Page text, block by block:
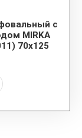
с
MIRKA
70x125